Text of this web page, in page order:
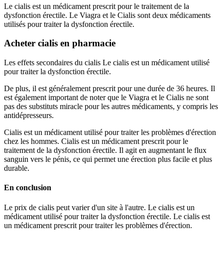
Le cialis est un médicament prescrit pour le traitement de la
dysfonction érectile. Le Viagra et le Cialis sont deux médicaments
utilisés pour traiter la dysfonction érectile.
Acheter cialis en pharmacie
Les effets secondaires du cialis Le cialis est un médicament utilisé
pour traiter la dysfonction érectile.
De plus, il est généralement prescrit pour une durée de 36 heures. Il
est également important de noter que le Viagra et le Cialis ne sont
pas des substituts miracle pour les autres médicaments, y compris les
antidépresseurs.
Cialis est un médicament utilisé pour traiter les problèmes d'érection
chez les hommes. Cialis est un médicament prescrit pour le
traitement de la dysfonction érectile. Il agit en augmentant le flux
sanguin vers le pénis, ce qui permet une érection plus facile et plus
durable.
En conclusion
Le prix de cialis peut varier d'un site à l'autre. Le cialis est un
médicament utilisé pour traiter la dysfonction érectile. Le cialis est
un médicament prescrit pour traiter les problèmes d'érection.